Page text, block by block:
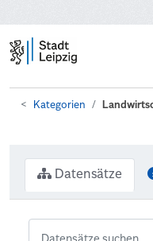
Kategorien
Datensätze